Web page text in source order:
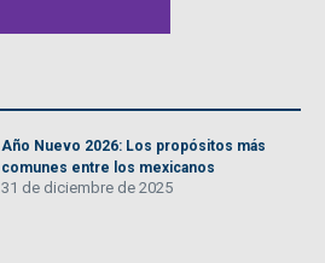
Año Nuevo 2026: Los propósitos más
comunes entre los mexicanos
31 de diciembre de 2025